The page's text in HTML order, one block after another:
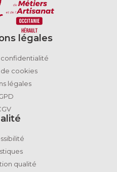
légales
cookies
légales
qualité